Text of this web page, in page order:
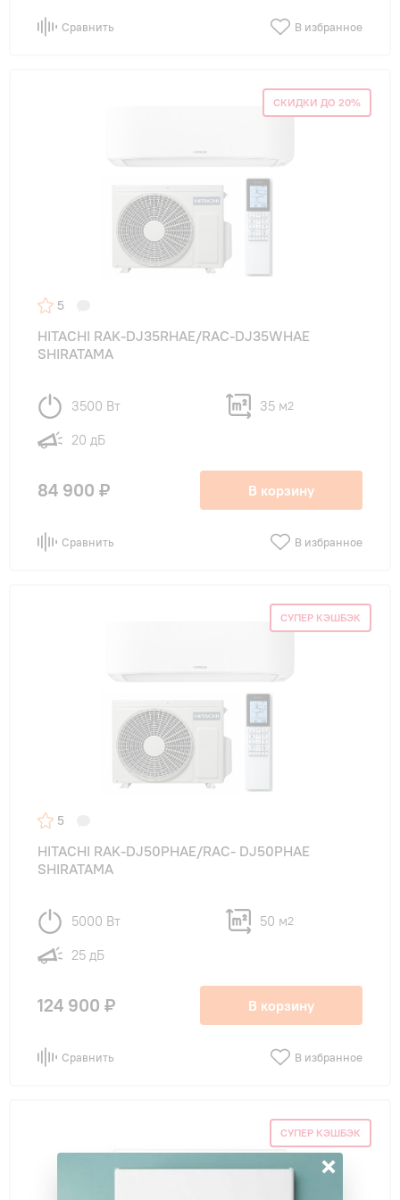
Сравнить В избранное
СКИДКИ ДО 20%
5
HITACHI RAK-DJ35RHAE/RAC-DJ35WHAE
SHIRATAMA
3500 Вт 35 м2
20 дБ
84 900 ₽ В корзину
Сравнить В избранное
СУПЕР КЭШБЭК
5
HITACHI RAK-DJ50PHAE/RAC- DJ50PHAE
SHIRATAMA
5000 Вт 50 м2
25 дБ
124 900 ₽ В корзину
Сравнить В избранное
СУПЕР КЭШБЭК
×